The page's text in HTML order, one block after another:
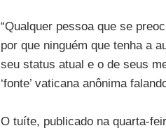
“Qualquer pessoa que se
por que ninguém que tenha a
seu status atual e o de seus
‘fonte’ vaticana anônima
O tuíte, publicado na quarta-